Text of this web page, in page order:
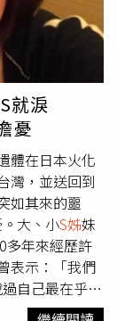
就淚
憂
體在日本火化
灣，並送回到
如其來的噩
大、小S姊妹
多年來經歷許
表示：「我們
自己最在乎和
或是夫妻，不